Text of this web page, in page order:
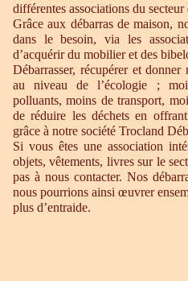
différentes associations du secteur
Grâce aux débarras de maison,
dans le besoin, via les
d’acquérir du mobilier et des
Débarrasser, récupérer et donner
au niveau de l’écologie ;
polluants, moins de transport,
de réduire les déchets en
grâce à notre société Trocland
Si vous êtes une association
objets, vêtements, livres sur le
pas à nous contacter. Nos
nous pourrions ainsi œuvrer
plus d’entraide.